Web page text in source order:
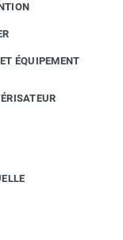
ÉQUIPEMENT